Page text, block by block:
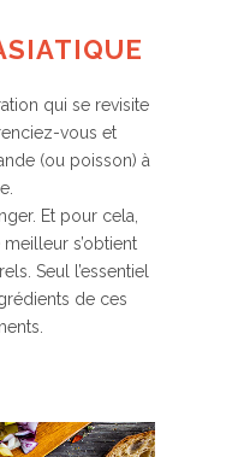
qui se revisite
vous et
(ou poisson) à
Et pour cela,
s’obtient
Seul l’essentiel
de ces